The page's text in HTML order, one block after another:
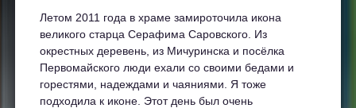
Летом 2011 года в храме замироточила икона
великого старца Серафима Саровского. Из
окрестных деревень, из Мичуринска и посёлка
Первомайского люди ехали со своими бедами и
горестями, надеждами и чаяниями. Я тоже
подходила к иконе. Этот день был очень